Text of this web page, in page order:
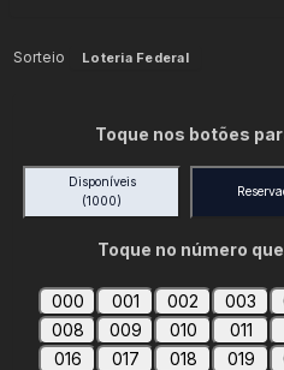
Sorteio Loteria Federal
Toque nos botões
Disponíveis
(1000)
Toque no número
000 001 002 003
008
009 010 011
016
017 018 019